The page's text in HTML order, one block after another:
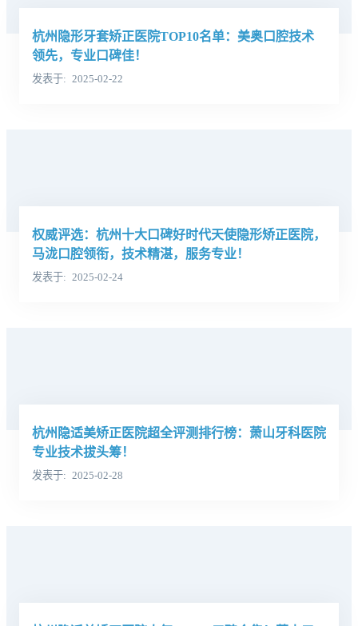
杭州隐形牙套矫正医院TOP10名单：美奥口腔技术
领先，专业口碑佳！
发表于 2025-02-22
权威评选：杭州十大口碑好时代天使隐形矫正医院，
马泷口腔领衔，技术精湛，服务专业！
发表于 2025-02-24
杭州隐适美矫正医院超全评测排行榜：萧山牙科医院
专业技术拔头筹！
发表于 2025-02-28